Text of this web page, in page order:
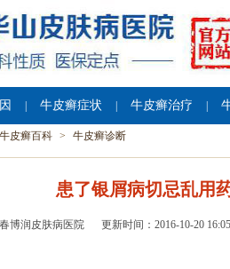
牛皮癣症状 牛皮癣治疗
牛皮癣百科 > 牛皮癣诊断
患了银屑病切忌乱用
博润皮肤病医院 更新时间：2016-10-20